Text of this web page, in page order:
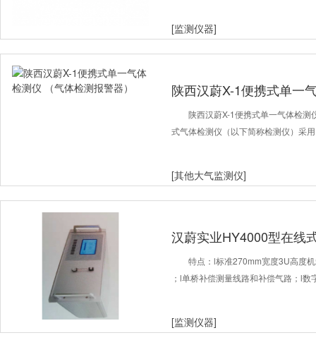
[监测仪器]
陕西汉蔚X-1便携式单一
器）陕西汉蔚X-1便携式单一气体检
式气体检测仪（以下简称检测仪）采
[其他大气监测仪]
汉蔚实业HY4000型在线
特点：l标准270mm宽度3U高度
；l单桥补偿测量线路和补偿气路；l
[监测仪器]